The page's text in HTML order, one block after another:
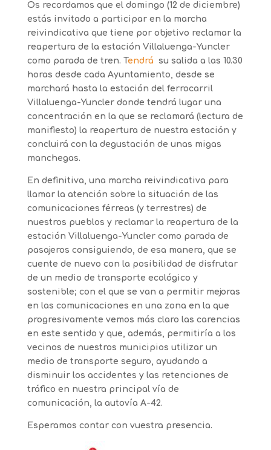
Os recordamos que el domingo (12 de diciembre)
estás invitado a participar en la marcha
reivindicativa que tiene por objetivo reclamar la
reapertura de la estación Villaluenga-Yuncler
como parada de tren. Tendrá su salida a las 10.30
horas desde cada Ayuntamiento, desde se
marchará hasta la estación del ferrocarril
Villaluenga-Yuncler donde tendrá lugar una
concentración en la que se reclamará (lectura de
manifiesto) la reapertura de nuestra estación y
concluirá con la degustación de unas migas
manchegas.
En definitiva, una marcha reivindicativa para
llamar la atención sobre la situación de las
comunicaciones férreas (y terrestres) de
nuestros pueblos y reclamar la reapertura de la
estación Villaluenga-Yuncler como parada de
pasajeros consiguiendo, de esa manera, que se
cuente de nuevo con la posibilidad de disfrutar
de un medio de transporte ecológico y
sostenible; con el que se van a permitir mejoras
en las comunicaciones en una zona en la que
progresivamente vemos más claro las carencias
en este sentido y que, además, permitiría a los
vecinos de nuestros municipios utilizar un
medio de transporte seguro, ayudando a
disminuir los accidentes y las retenciones de
tráfico en nuestra principal vía de
comunicación, la autovía A-42.
Esperamos contar con vuestra presencia.